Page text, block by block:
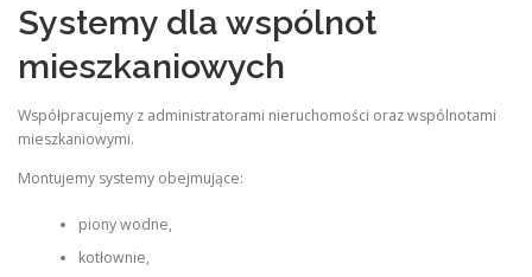
Systemy dla wspólnot
mieszkaniowych
Współpracujemy z administratorami nieruchomości oraz wspólnotami
mieszkaniowymi.
Montujemy systemy obejmujące:
piony wodne,
kotłownie,